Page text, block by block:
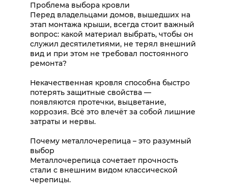
Проблема выбора кровли
Перед владельцами домов, вышедших на
этап монтажа крыши, всегда стоит важный
вопрос: какой материал выбрать, чтобы он
служил десятилетиями, не терял внешний
вид и при этом не требовал постоянного
ремонта?
Некачественная кровля способна быстро
потерять защитные свойства —
появляются протечки, выцветание,
коррозия. Всё это влечёт за собой лишние
затраты и нервы.
Почему металлочерепица – это разумный
выбор
Металлочерепица сочетает прочность
стали с внешним видом классической
черепицы.